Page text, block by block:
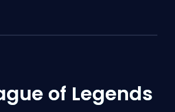
of Legends